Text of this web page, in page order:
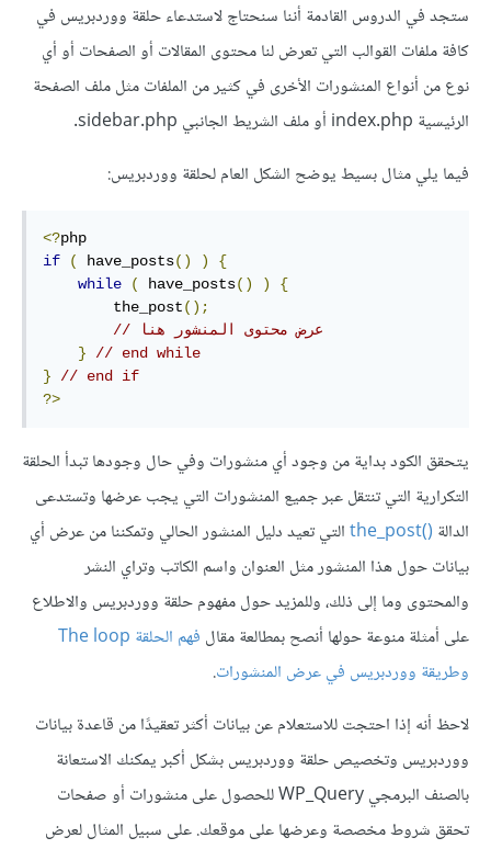
ستجد في الدروس القادمة أننا سنحتاج لاستدعاء حلقة ووردبريس في
كافة ملفات القوالب التي تعرض لنا محتوى المقالات أو الصفحات أو أي
نوع من أنواع المنشورات الأخرى في كثير من الملفات مثل ملف الصفحة
الرئيسية index.php أو ملف الشريط الجانبي sidebar.php.
فيما يلي مثال بسيط يوضح الشكل العام لحلقة ووردبريس:
<?
if
( have_posts() )
{
while
( have_posts() )
{
        the_post
();
// عرض محتوى المنشور هنا
}
// end while
}
// end if
?>
يتحقق الكود بداية من وجود أي منشورات وفي حال وجودها تبدأ الحلقة
التكرارية التي تنتقل عبر جميع المنشورات التي يجب عرضها وتستدعى
الدالة the_post()‎ التي تعيد دليل المنشور الحالي وتمكننا من عرض أي
بيانات حول هذا المنشور مثل العنوان واسم الكاتب وتراي النشر
والمحتوى وما إلى ذلك، وللمزيد حول مفهوم حلقة ووردبريس والاطلاع
على أمثلة منوعة حولها أنصح بمطالعة مقال
فهم الحلقة The loop
وطريقة ووردبريس في عرض المنشورات.
لاحظ أنه إذا احتجت للاستعلام عن بيانات أكثر تعقيدًا من قاعدة بيانات
ووردبريس وتخصيص حلقة ووردبريس بشكل أكبر يمكنك الاستعانة
بالصنف البرمجي WP_Query للحصول على منشورات أو صفحات
تحقق شروط مخصصة وعرضها على موقعك. على سبيل المثال لعرض